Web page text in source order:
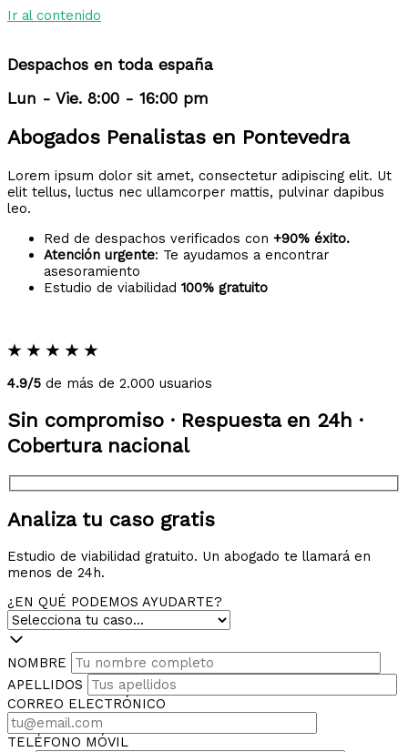
Ir al contenido
Despachos en toda españa
Lun - Vie. 8:00 - 16:00 pm
Abogados Penalistas en Pontevedra
Lorem ipsum dolor sit amet, consectetur adipiscing elit. Ut
elit tellus, luctus nec ullamcorper mattis, pulvinar dapibus
leo.
Red de despachos verificados con +90% éxito.
Atención urgente: Te ayudamos a encontrar
asesoramiento
Estudio de viabilidad 100% gratuito
★ ★ ★ ★ ★
4.9/5 de más de 2.000 usuarios
Sin compromiso · Respuesta en 24h ·
Cobertura nacional
Analiza tu caso gratis
Estudio de viabilidad gratuito. Un abogado te llamará en
menos de 24h.
¿EN QUÉ PODEMOS AYUDARTE?
NOMBRE
APELLIDOS
CORREO ELECTRÓNICO
TELÉFONO MÓVIL